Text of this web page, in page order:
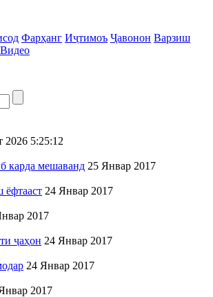
Фарҳанг Иҷтимоъ Ҷавонон Варзиш
Видео
2026 5:25:12
карда мешаванд 25 Январ 2017
ёфтааст 24 Январ 2017
2017
ҷаҳон 24 Январ 2017
24 Январ 2017
2017